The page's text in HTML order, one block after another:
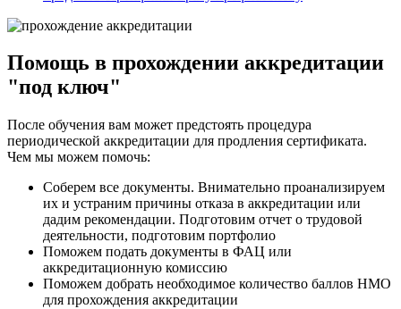
Помощь в прохождении аккредитации
"под ключ"
После обучения вам может предстоять процедура
периодической аккредитации для продления сертификата.
Чем мы можем помочь:
Соберем все документы. Внимательно проанализируем
их и устраним причины отказа в аккредитации или
дадим рекомендации. Подготовим отчет о трудовой
деятельности, подготовим портфолио
Поможем подать документы в ФАЦ или
аккредитационную комиссию
Поможем добрать необходимое количество баллов НМО
для прохождения аккредитации